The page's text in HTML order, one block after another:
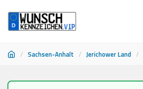
/ Sachsen-Anhalt / Jerichower Land /